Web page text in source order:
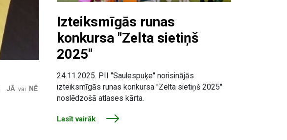
JĀ vai NĒ
Izteiksmīgās runas
konkursa "Zelta sietiņš
2025"
24.11.2025. PII "Saulespuķe" norisinājās
izteiksmīgās runas konkursa "Zelta sietiņš 2025"
noslēdzošā atlases kārta.
Lasīt vairāk